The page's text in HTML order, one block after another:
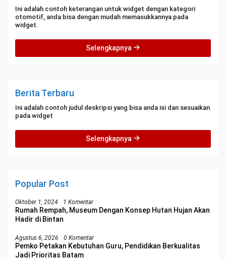
Ini adalah contoh keterangan untuk widget dengan kategori
otomotif, anda bisa dengan mudah memasukkannya pada
widget.
Selengkapnya
Berita Terbaru
Ini adalah contoh judul deskripsi yang bisa anda isi dan sesuaikan
pada widget
Selengkapnya
Popular Post
Oktober 1, 2024 1 Komentar
Rumah Rempah, Museum Dengan Konsep Hutan Hujan Akan
Hadir di Bintan
Agustus 6, 2026 0 Komentar
Pemko Petakan Kebutuhan Guru, Pendidikan Berkualitas
Jadi Prioritas Batam